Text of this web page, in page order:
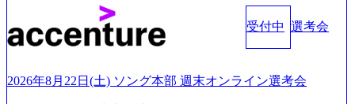
kerdeck.com/leverages/leverages-hui-she-shao-jie-zi-liao-zhong-tu-
cai-yong-xiang-ke) 「働く人」「事業・サービス」「カルチャ
ー」など、レバレジーズのリアルを取り上げています！ (htt
「外国人留学生等受入環境整備事業委託業務」を受託 (http
s://prtimes.jp/main/html/rd/p/000000612.000010591.html) レバレ
受付中 選考会
2026年8月22日(土) ソング本部 週末オンライン選考会